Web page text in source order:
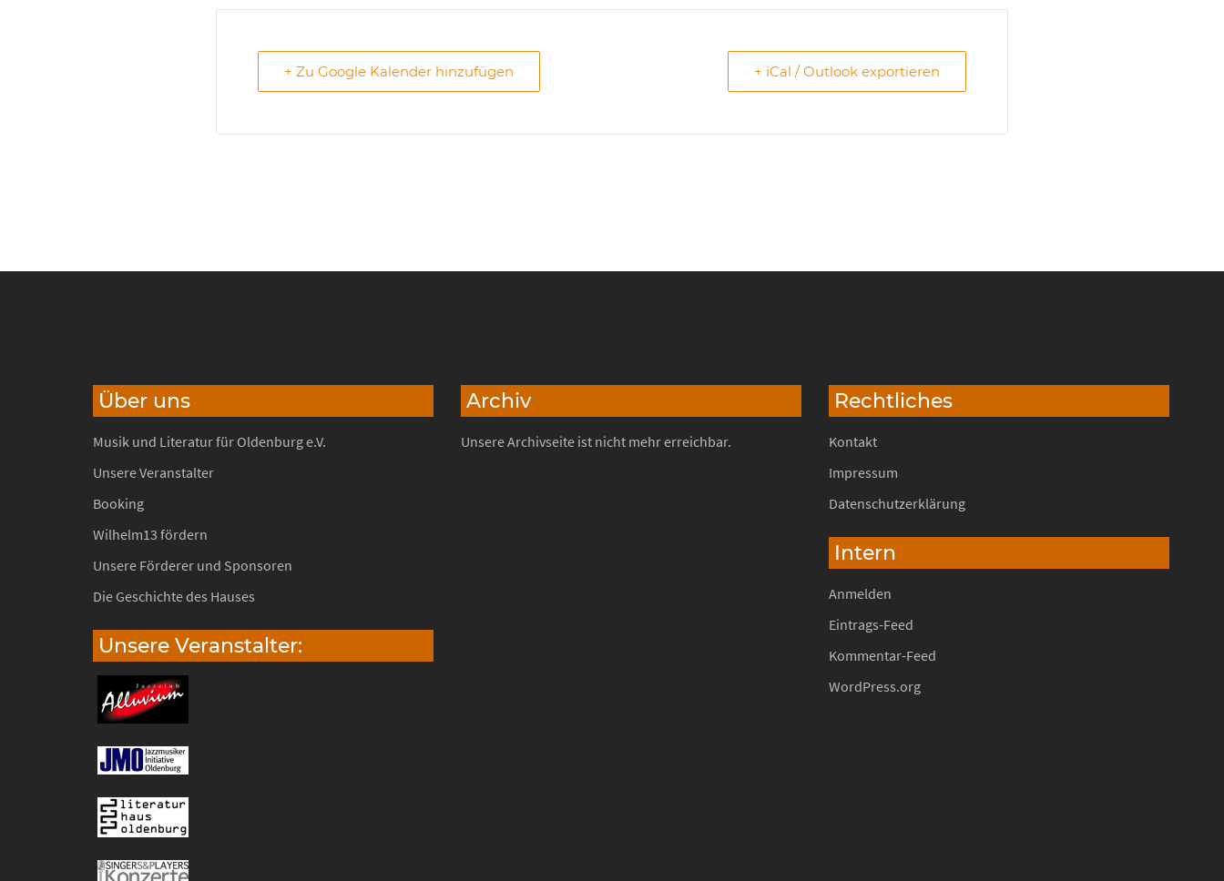
+ Zu Google Kalender hinzufügen + iCal / Outlook exportieren
Über uns
Musik und Literatur für Oldenburg e.V.
Unsere Veranstalter
Booking
Wilhelm13 fördern
Unsere Förderer und Sponsoren
Die Geschichte des Hauses
Unsere Veranstalter:
Archiv
Unsere Archivseite ist nicht mehr erreichbar.
Rechtliches
Kontakt
Impressum
Datenschutzerklärung
Intern
Anmelden
Eintrags-Feed
Kommentar-Feed
WordPress.org